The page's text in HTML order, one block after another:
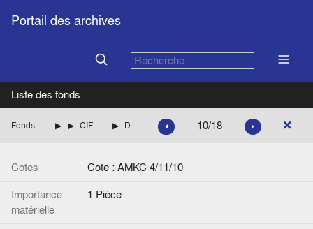
Portail des archives
Liste des fonds
Fonds Jean Monnet : Comité d'action, correspondance ITALIECIFARELLI Michele (Membre suppléant, Parti républicain italien) 10/18
Cotes
Cote : AMKC 4/11/10
Importance
matérielle
1 Pièce